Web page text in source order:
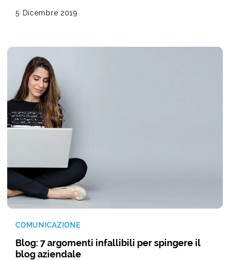
5 Dicembre 2019
COMUNICAZIONE
Blog: 7 argomenti infallibili per spingere il
blog aziendale